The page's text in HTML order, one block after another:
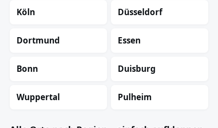
Köln Düsseldorf
Dortmund Essen
Bonn Duisburg
Wuppertal Pulheim